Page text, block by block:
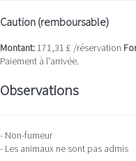
Caution (remboursable)
Montant: 171,31 £ /réservation
Paiement à l'arrivée.
Observations
- Non-fumeur
- Les animaux ne sont pas admis